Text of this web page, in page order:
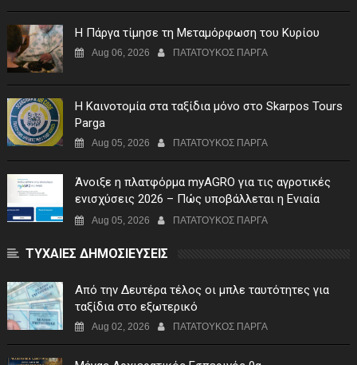
Η Πάργα τίμησε τη Μεταμόρφωση του Κυρίου
Aug 06, 2026 ΠΑΤΑΤΟΥΚΟΣ ΠΑΡΓΑ
Η Καινοτομία στα ταξίδια μόνο στο Skarpos Tours
Parga
Aug 05, 2026 ΠΑΤΑΤΟΥΚΟΣ ΠΑΡΓΑ
Άνοιξε η πλατφόρμα myAGRO για τις αγροτικές
ενισχύσεις 2026 – Πώς υποβάλλεται η Ενιαία
Αίτηση Ενίσχυσης
Aug 05, 2026 ΠΑΤΑΤΟΥΚΟΣ ΠΑΡΓΑ
ΤΥΧΑΙΕΣ ΔΗΜΟΣΙΕΥΣΕΙΣ
Από την Δευτέρα τέλος οι μπλε ταυτότητες για
ταξίδια στο εξωτερικό
Aug 02, 2026 ΠΑΤΑΤΟΥΚΟΣ ΠΑΡΓΑ